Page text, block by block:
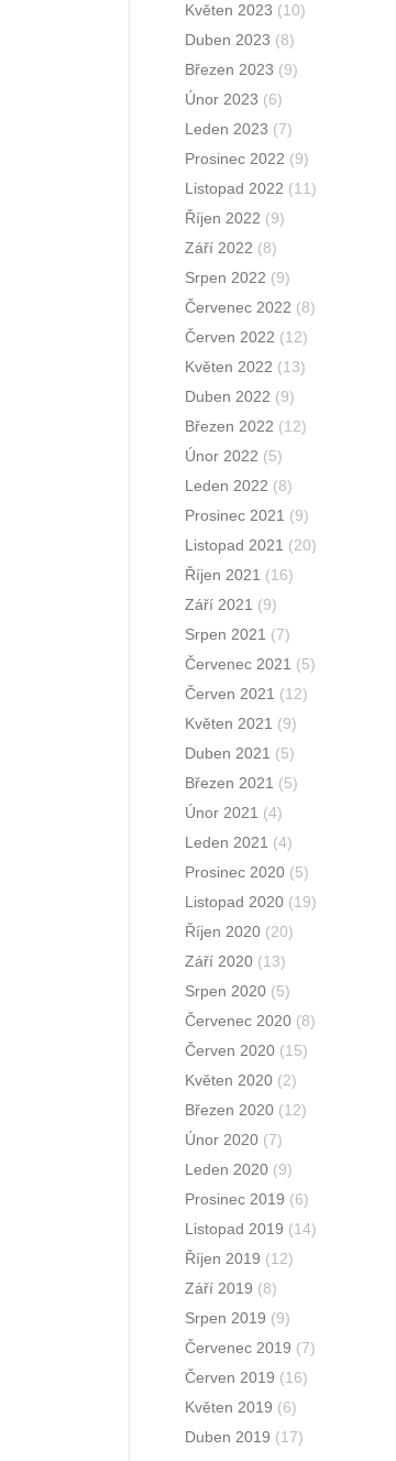
Květen 2023 (10)
Duben 2023 (8)
Březen 2023 (9)
Únor 2023 (6)
Leden 2023 (7)
Prosinec 2022 (9)
Listopad 2022 (11)
Říjen 2022 (9)
Září 2022 (8)
Srpen 2022 (9)
Červenec 2022 (8)
Červen 2022 (12)
Květen 2022 (13)
Duben 2022 (9)
Březen 2022 (12)
Únor 2022 (5)
Leden 2022 (8)
Prosinec 2021 (9)
Listopad 2021 (20)
Říjen 2021 (16)
Září 2021 (9)
Srpen 2021 (7)
Červenec 2021 (5)
Červen 2021 (12)
Květen 2021 (9)
Duben 2021 (5)
Březen 2021 (5)
Únor 2021 (4)
Leden 2021 (4)
Prosinec 2020 (5)
Listopad 2020 (19)
Říjen 2020 (20)
Září 2020 (13)
Srpen 2020 (5)
Červenec 2020 (8)
Červen 2020 (15)
Květen 2020 (2)
Březen 2020 (12)
Únor 2020 (7)
Leden 2020 (9)
Prosinec 2019 (6)
Listopad 2019 (14)
Říjen 2019 (12)
Září 2019 (8)
Srpen 2019 (9)
Červenec 2019 (7)
Červen 2019 (16)
Květen 2019 (6)
Duben 2019 (17)